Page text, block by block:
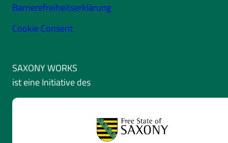
Barrierefreiheitserklärung
Cookie Consent
SAXONY WORKS
ist eine Initiative des